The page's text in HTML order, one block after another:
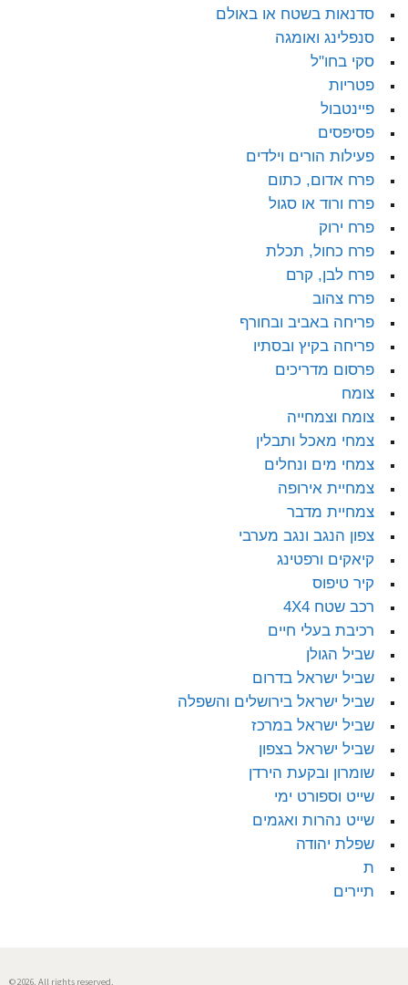
סדנאות בשטח או באולם
סנפלינג ואומגה
סקי בחו"ל
פטריות
פיינטבול
פסיפסים
פעילות הורים וילדים
פרח אדום, כתום
פרח ורוד או סגול
פרח ירוק
פרח כחול, תכלת
פרח לבן, קרם
פרח צהוב
פריחה באביב ובחורף
פריחה בקיץ ובסתיו
פרסום מדריכים
צומח
צומח וצמחייה
צמחי מאכל ותבלין
צמחי מים ונחלים
צמחיית אירופה
צמחיית מדבר
צפון הנגב ונגב מערבי
קיאקים ורפטינג
קיר טיפוס
רכב שטח 4X4
רכיבת בעלי חיים
שביל הגולן
שביל ישראל בדרום
שביל ישראל בירושלים והשפלה
שביל ישראל במרכז
שביל ישראל בצפון
שומרון ובקעת הירדן
שייט וספורט ימי
שייט נהרות ואגמים
שפלת יהודה
ת
תיירים
© 2026. All rights reserved.